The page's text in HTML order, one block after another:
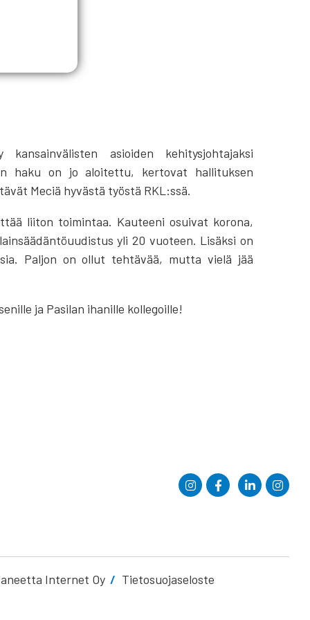
asioiden kehitysjohtajaksi
haku on jo aloitettu, kertovat hallituksen
Meciä hyvästä työstä RKL:ssä.
liiton toimintaa. Kauteeni osuivat korona,
yli 20 vuoteen. Lisäksi on
Paljon on ollut tehtävää, mutta vielä jää
ja Pasilan ihanille kollegoille!
Internet Oy Tietosuojaseloste